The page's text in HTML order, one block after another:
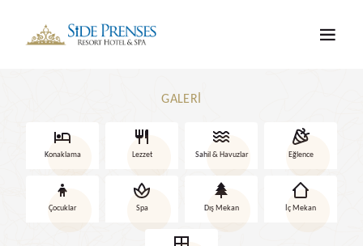
GALERI
Konaklama Lezzet Sahil & Havuzlar Eğlence
Çocuklar Spa Dış Mekan İç Mekan